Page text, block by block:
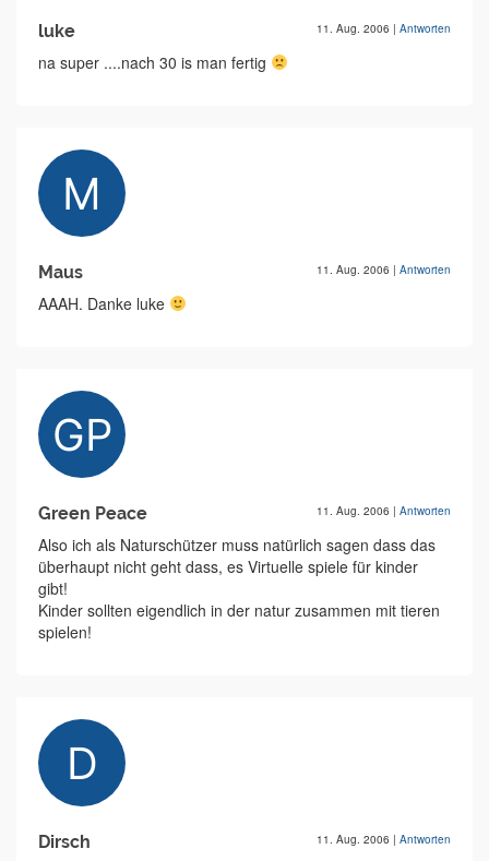
luke 11. Aug. 2006 | Antworten
na super ....nach 30 is man fertig
Maus 11. Aug. 2006 | Antworten
AAAH. Danke luke
Green Peace 11. Aug. 2006 | Antworten
Also ich als Naturschützer muss natürlich sagen dass das
überhaupt nicht geht dass, es Virtuelle spiele für kinder
gibt!
Kinder sollten eigendlich in der natur zusammen mit tieren
spielen!
Dirsch 11. Aug. 2006 | Antworten